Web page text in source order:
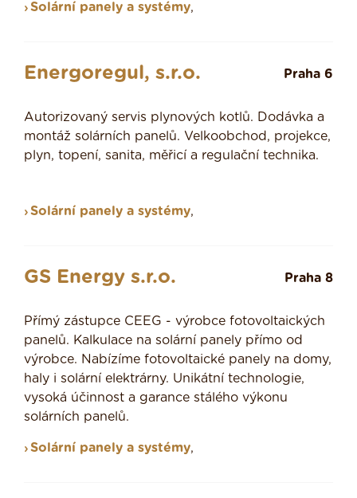
Solární panely a systémy,
Energoregul, s.r.o. Praha 6
Autorizovaný servis plynových kotlů. Dodávka a
montáž solárních panelů. Velkoobchod, projekce,
plyn, topení, sanita, měřicí a regulační technika.
Solární panely a systémy,
GS Energy s.r.o. Praha 8
Přímý zástupce CEEG - výrobce fotovoltaických
panelů. Kalkulace na solární panely přímo od
výrobce. Nabízíme fotovoltaické panely na domy,
haly i solární elektrárny. Unikátní technologie,
vysoká účinnost a garance stálého výkonu
solárních panelů.
Solární panely a systémy,